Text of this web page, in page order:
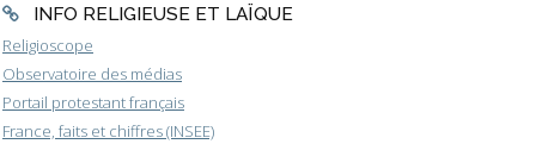
INFO RELIGIEUSE ET LAÏQUE
Religioscope
Observatoire des médias
Portail protestant français
France, faits et chiffres (INSEE)